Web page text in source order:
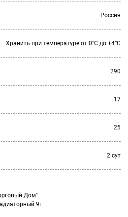
Россия
Хранить при температуре от 0°С до +4°С
290
17
25
2 сут
Дом"
9г